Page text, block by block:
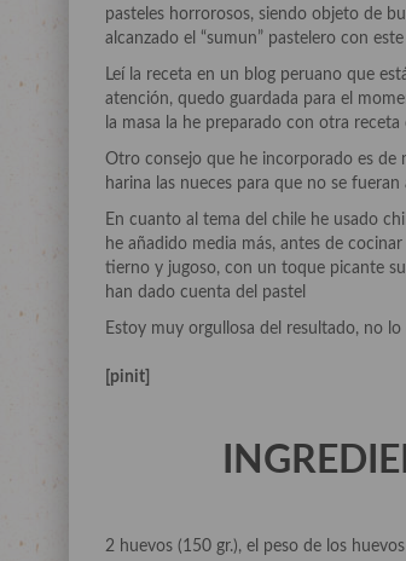
pasteles horrorosos, siendo objeto de
alcanzado el “sumun” pastelero con
Leí la receta en un blog peruano que
atención, quedo guardada para el
la masa la he preparado con otra
Otro consejo que he incorporado es de
harina las nueces para que no se
En cuanto al tema del chile he usado
he añadido media más, antes de
tierno y jugoso, con un toque picante
han dado cuenta del pastel
Estoy muy orgullosa del resultado, no lo
[pinit]
2 huevos (150 gr.), el peso de los